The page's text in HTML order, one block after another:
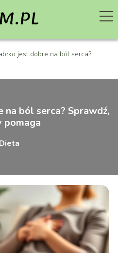
jest dobre na ból serca?
na ból serca? Sprawdź,
pomaga
Dieta